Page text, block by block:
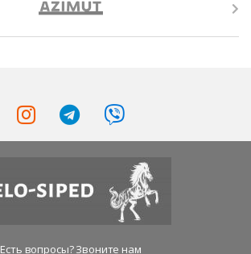
Есть вопросы? Звоните нам